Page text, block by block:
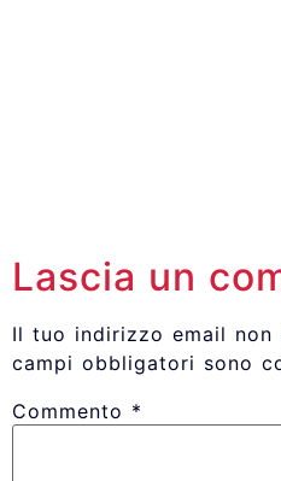
Lascia un
Il tuo indirizzo email non
campi obbligatori sono
Commento *